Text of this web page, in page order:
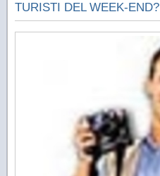
TURISTI DEL WEEK-END?